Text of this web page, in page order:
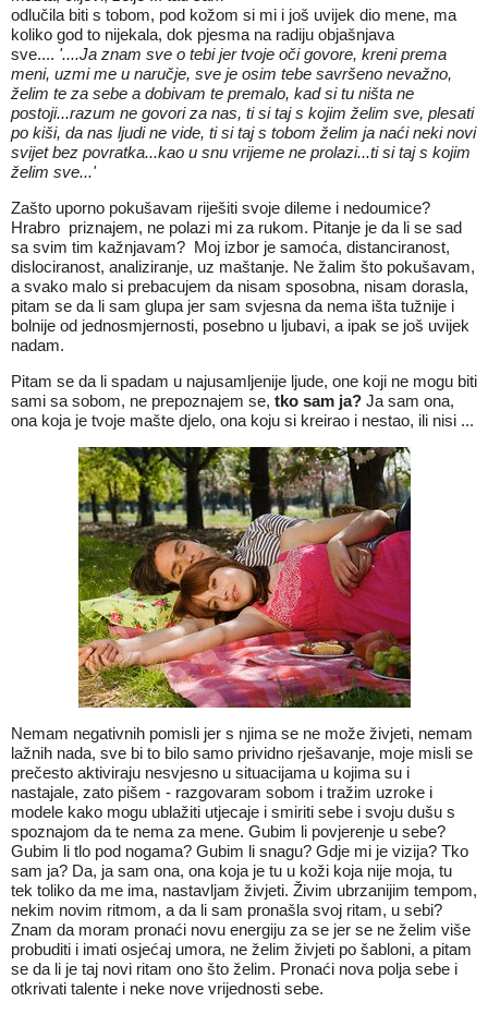
odlučila biti s tobom, pod kožom si mi i još uvijek dio mene, ma
koliko god to nijekala, dok pjesma na radiju objašnjava
sve.... '....Ja znam sve o tebi jer tvoje oči govore, kreni prema
meni, uzmi me u naručje, sve je osim tebe savršeno nevažno,
želim te za sebe a dobivam te premalo, kad si tu ništa ne
postoji...razum ne govori za nas, ti si taj s kojim želim sve, plesati
po kiši, da nas ljudi ne vide, ti si taj s tobom želim ja naći neki novi
svijet bez povratka...kao u snu vrijeme ne prolazi...ti si taj s kojim
želim sve...'
Zašto uporno pokušavam riješiti svoje dileme i nedoumice?
Hrabro priznajem, ne polazi mi za rukom. Pitanje je da li se sad
sa svim tim kažnjavam? Moj izbor je samoća, distanciranost,
dislociranost, analiziranje, uz maštanje. Ne žalim što pokušavam,
a svako malo si prebacujem da nisam sposobna, nisam dorasla,
pitam se da li sam glupa jer sam svjesna da nema išta tužnije i
bolnije od jednosmjernosti, posebno u ljubavi, a ipak se još uvijek
nadam.
Pitam se da li spadam u najusamljenije ljude, one koji ne mogu biti
sami sa sobom, ne prepoznajem se, tko sam ja? Ja sam ona,
ona koja je tvoje mašte djelo, ona koju si kreirao i nestao, ili nisi ...
Nemam negativnih pomisli jer s njima se ne može živjeti, nemam
lažnih nada, sve bi to bilo samo prividno rješavanje, moje misli se
prečesto aktiviraju nesvjesno u situacijama u kojima su i
nastajale, zato pišem - razgovaram sobom i tražim uzroke i
modele kako mogu ublažiti utjecaje i smiriti sebe i svoju dušu s
spoznajom da te nema za mene. Gubim li povjerenje u sebe?
Gubim li tlo pod nogama? Gubim li snagu? Gdje mi je vizija? Tko
sam ja? Da, ja sam ona, ona koja je tu u koži koja nije moja, tu
tek toliko da me ima, nastavljam živjeti. Živim ubrzanijim tempom,
nekim novim ritmom, a da li sam pronašla svoj ritam, u sebi?
Znam da moram pronaći novu energiju za se jer se ne želim više
probuditi i imati osjećaj umora, ne želim živjeti po šabloni, a pitam
se da li je taj novi ritam ono što želim. Pronaći nova polja sebe i
otkrivati talente i neke nove vrijednosti sebe.